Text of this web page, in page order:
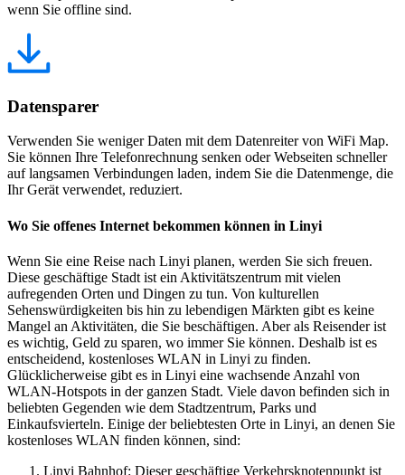
wenn Sie offline sind.
Datensparer
Verwenden Sie weniger Daten mit dem Datenreiter von WiFi Map.
Sie können Ihre Telefonrechnung senken oder Webseiten schneller
auf langsamen Verbindungen laden, indem Sie die Datenmenge, die
Ihr Gerät verwendet, reduziert.
Wo Sie offenes Internet bekommen können in Linyi
Wenn Sie eine Reise nach Linyi planen, werden Sie sich freuen.
Diese geschäftige Stadt ist ein Aktivitätszentrum mit vielen
aufregenden Orten und Dingen zu tun. Von kulturellen
Sehenswürdigkeiten bis hin zu lebendigen Märkten gibt es keine
Mangel an Aktivitäten, die Sie beschäftigen. Aber als Reisender ist
es wichtig, Geld zu sparen, wo immer Sie können. Deshalb ist es
entscheidend, kostenloses WLAN in Linyi zu finden.
Glücklicherweise gibt es in Linyi eine wachsende Anzahl von
WLAN-Hotspots in der ganzen Stadt. Viele davon befinden sich in
beliebten Gegenden wie dem Stadtzentrum, Parks und
Einkaufsvierteln. Einige der beliebtesten Orte in Linyi, an denen Sie
kostenloses WLAN finden können, sind:
Linyi Bahnhof: Dieser geschäftige Verkehrsknotenpunkt ist